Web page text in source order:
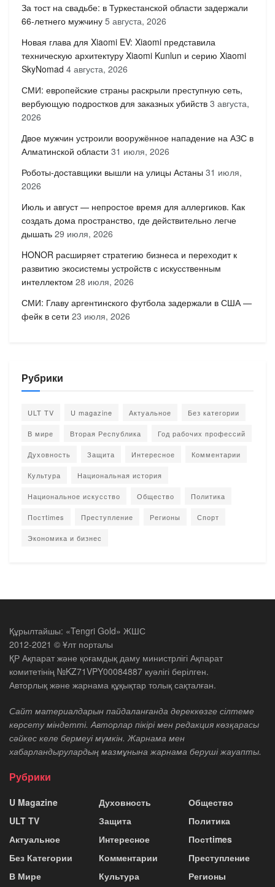
За тост на свадьбе: в Туркестанской области задержали
66-летнего мужчину 5 августа, 2026
Новая глава для Xiaomi EV: Xiaomi представила
техническую архитектуру Xiaomi Kunlun и серию Xiaomi
SkyNomad 4 августа, 2026
СМИ: европейские страны раскрыли преступную сеть,
вербующую подростков для заказных убийств 3 августа,
2026
Двое мужчин устроили вооружённое нападение на АЗС в
Алматинской области 31 июля, 2026
Роботы-доставщики вышли на улицы Астаны 31 июля,
2026
Июль и август — непростое время для аллергиков. Как
создать дома пространство, где действительно легче
дышать 29 июля, 2026
HONOR расширяет стратегию бизнеса и переходит к
развитию экосистемы устройств с искусственным
интеллектом 28 июля, 2026
СМИ: Главу аргентинского футбола задержали в США —
фейк в сети 23 июля, 2026
Рубрики
ULT TV U magazine Актуальное Без категории
В мире Вторая Республика Год рабочих профессий
Духовность Защита Интересное Комментарии
Культура Национальная история
Национальное искусство Общество Политика
Постtimes Преступление Регионы Спорт
Экономика и бизнес
Құрылтайшы: «Tengri Gold» ЖШС
2012-2021 © Ұлт порталы
ҚР Ақпарат және қоғамдық даму министрлігі Ақпарат
комитетінің №KZ71VPY00084887 куәлігі берілген.
Авторлық және жарнама құқықтар толық сақталған.
Сайт материалдарын пайдаланғанда дереккөзге сілтеме
көрсету міндетті. Авторлар пікірі мен редакция көзқарасы
сәйкес келе бермеуі мүмкін. Жарнама мен
хабарландырулардың мазмұнына жарнама беруші жауапты.
Рубрики
U Magazine
ULT TV
Актуальное
Без Категории
В Мире
Духовность
Защита
Интересное
Комментарии
Культура
Общество
Политика
Постtimes
Преступление
Регионы